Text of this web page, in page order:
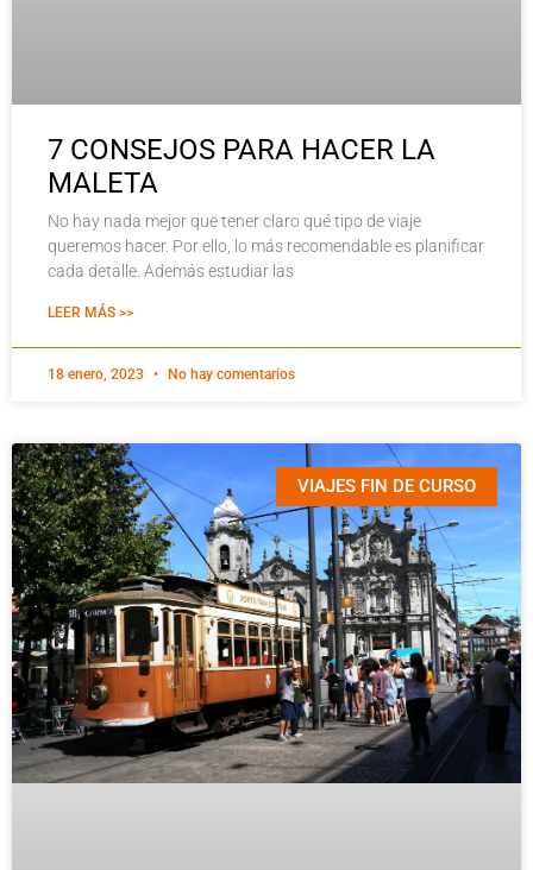
7 CONSEJOS PARA HACER LA
MALETA
No hay nada mejor que tener claro qué tipo de viaje
queremos hacer. Por ello, lo más recomendable es planificar
cada detalle. Además estudiar las
LEER MÁS >>
18 enero, 2023 No hay comentarios
VIAJES FIN DE CURSO